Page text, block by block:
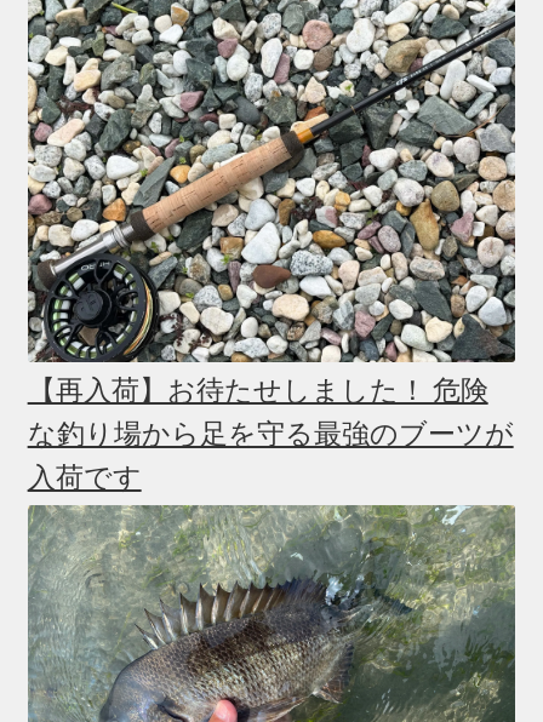
【再入荷】お待たせしました！ 危険
な釣り場から足を守る最強のブーツが
入荷です